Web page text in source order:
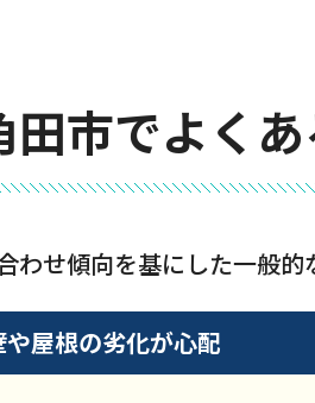
田市でよく
せ傾向を基にした一般的
屋根の劣化が心配